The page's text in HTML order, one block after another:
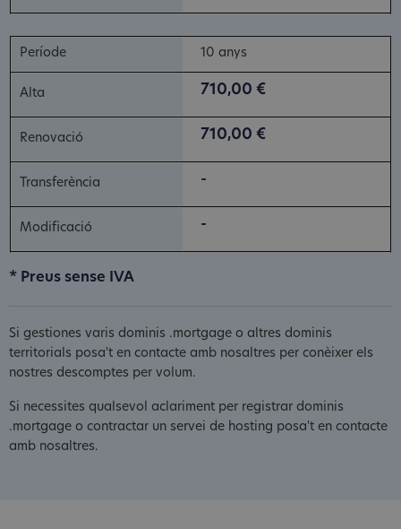
10 anys
710,00 €
710,00 €
-
-
* Preus sense IVA
Si gestiones varis dominis .mortgage o altres dominis
territorials posa't en contacte amb nosaltres per conèixer els
nostres descomptes per volum.
Si necessites qualsevol aclariment per registrar dominis
.mortgage o contractar un servei de hosting posa't en contacte
amb nosaltres.